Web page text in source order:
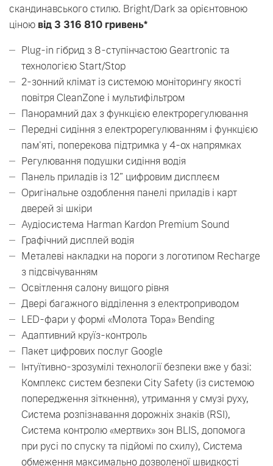
скандинавського стилю. Bright/Dark за орієнтовною
ціною від 3 316 810 гривень*
Plug-in гібрид з 8-ступінчастою Geartronic та
технологією Start/Stop
2-зонний клімат із системою моніторингу якості
повітря CleanZone і мультифільтром
Панорамний дах з функцією електрорегулювання
Передні сидіння з електрорегулюванням і функцією
пам'яті, поперекова підтримка у 4-ох напрямках
Регулювання подушки сидіння водія
Панель приладів із 12” цифровим дисплеєм
Оригінальне оздоблення панелі приладів і карт
дверей зі шкіри
Аудіосистема Harman Kardon Premium Sound
Графічний дисплей водія
Металеві накладки на пороги з логотипом Recharge
з підсвічуванням
Освітлення салону вищого рівня
Двері багажного відділення з електроприводом
LED-фари у формі «Молота Тора» Bending
Адаптивний круїз-контроль
Пакет цифрових послуг Google
Інтуїтивно-зрозумілі технології безпеки вже у базі:
Комплекс систем безпеки Сity Safety (із системою
попередження зіткнення), утримання у смузі руху,
Система розпізнавання дорожніх знаків (RSI),
Система контролю «мертвих» зон BLIS, допомога
при русі по спуску та підйомі по схилу), Система
обмеження максимально дозволеної швидкості